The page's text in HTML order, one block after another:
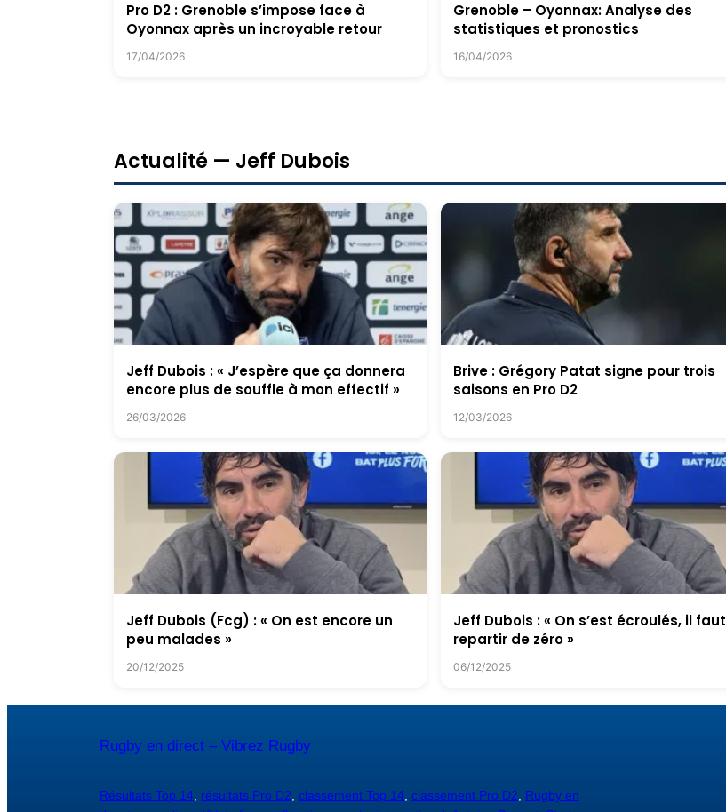
Pro D2 : Grenoble s’impose face à
Oyonnax après un incroyable retour
17/04/2026
Grenoble – Oyonnax: Analyse des
statistiques et pronostics
16/04/2026
Actualité — Jeff Dubois
Jeff Dubois : « J’espère que ça donnera
encore plus de souffle à mon effectif »
26/03/2026
Brive : Grégory Patat signe pour trois
saisons en Pro D2
12/03/2026
Jeff Dubois (Fcg) : « On est encore un
peu malades »
20/12/2025
Jeff Dubois : « On s’est écroulés, il faut
repartir de zéro »
06/12/2025
Rugby en direct – Vibrez Rugby
Résultats Top 14 résultats Pro D2 classement Top 14 classement Pro D2
Rugby en